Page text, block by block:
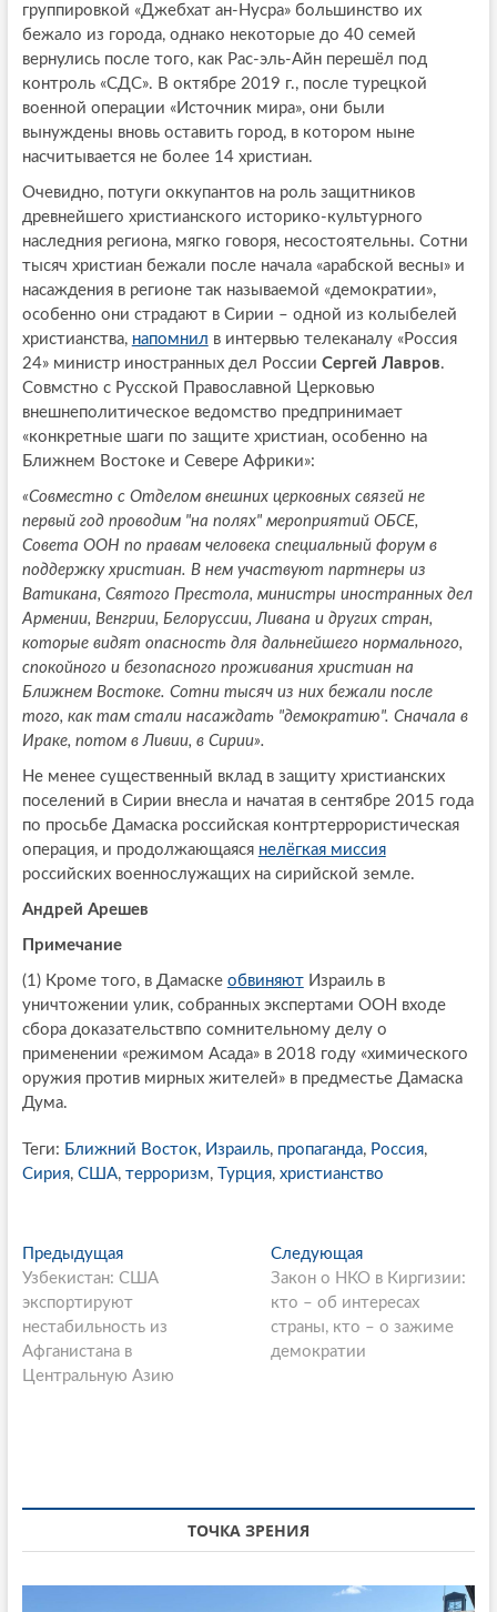
группировкой «Джебхат ан-Нусра» большинство их
бежало из города, однако некоторые до 40 семей
вернулись после того, как Рас-эль-Айн перешёл под
контроль «СДС». В октябре 2019 г., после турецкой
военной операции «Источник мира», они были
вынуждены вновь оставить город, в котором ныне
насчитывается не более 14 христиан.
Очевидно, потуги оккупантов на роль защитников
древнейшего христианского историко-культурного
наследния региона, мягко говоря, несостоятельны. Сотни
тысяч христиан бежали после начала «арабской весны» и
насаждения в регионе так называемой «демократии»,
особенно они страдают в Сирии – одной из колыбелей
христианства, напомнил в интервью телеканалу «Россия
24» министр иностранных дел России Сергей Лавров.
Совмстно с Русской Православной Церковью
внешнеполитическое ведомство предпринимает
«конкретные шаги по защите христиан, особенно на
Ближнем Востоке и Севере Африки»:
«Совместно с Отделом внешних церковных связей не
первый год проводим "на полях" мероприятий ОБСЕ,
Совета ООН по правам человека специальный форум в
поддержку христиан. В нем участвуют партнеры из
Ватикана, Святого Престола, министры иностранных дел
Армении, Венгрии, Белоруссии, Ливана и других стран,
которые видят опасность для дальнейшего нормального,
спокойного и безопасного проживания христиан на
Ближнем Востоке. Сотни тысяч из них бежали после
того, как там стали насаждать "демократию". Сначала в
Ираке, потом в Ливии, в Сирии».
Не менее существенный вклад в защиту христианских
поселений в Сирии внесла и начатая в сентябре 2015 года
по просьбе Дамаска российская контртеррористическая
операция, и продолжающаяся нелёгкая миссия
российских военнослужащих на сирийской земле.
Андрей Арешев
Примечание
(1) Кроме того, в Дамаске обвиняютИзраиль в
уничтожении улик, собранных экспертами ООН входе
сбора доказательствпо сомнительному делу о
применении «режимом Асада» в 2018 году «химического
оружия против мирных жителей» в предместье Дамаска
Дума.
Теги: Ближний Восток, Израиль, пропаганда, Россия,
Сирия, США, терроризм, Турция, христианство
P
o
s
t
i
g
a
ПредыдущаяП
р
е
д
ы
д
а
Узбекистан: США
экспортируют
нестабильность из
Афганистана в
Центральную Азию
Следующая
л
е
д
у
т
Закон о НКО в Киргизии:
кто – об интересах
страны, кто – о зажиме
демократии
ТОЧКА ЗРЕНИЯ